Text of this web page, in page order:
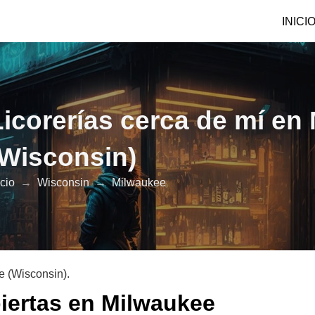
INICIO
cerca de mí en
→ Wisconsin → Milwaukee
(Wisconsin).
en Milwaukee